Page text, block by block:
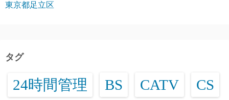
東京都足立区
タグ
24時間管理 BS CATV CS